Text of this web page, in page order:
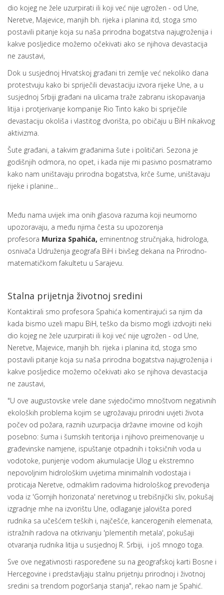
dio kojeg ne žele uzurpirati ili koji već nije ugrožen - od Une,
Neretve, Majevice, manjih bh. rijeka i planina itd, stoga smo
postavili pitanje koja su naša prirodna bogatstva najugroženija i
kakve posljedice možemo očekivati ako se njihova devastacija
ne zaustavi,
Dok u susjednoj Hrvatskoj građani tri zemlje već nekoliko dana
protestvuju kako bi spriječili devastaciju izvora rijeke Une, a u
susjednoj Srbiji građani na ulicama traže zabranu iskopavanja
litija i protjerivanje kompanije Rio Tinto kako bi spriječile
devastaciju okoliša i vlastitog dvorišta, po običaju u BiH nikakvog
aktivizma.
Šute građani, a takvim građanima šute i političari. Sezona je
godišnjih odmora, no opet, i kada nije mi pasivno posmatramo
kako nam uništavaju prirodna bogatstva, krče šume, uništavaju
rijeke i planine...
Među nama uvijek ima onih glasova razuma koji neumorno
upozoravaju, a među njima česta su upozorenja
profesora Muriza Spahića, eminentnog stručnjaka, hidrologa,
osnivača Udruženja geografa BiH i bivšeg dekana na Prirodno-
matematičkom fakultetu u Sarajevu.
Stalna prijetnja životnoj sredini
Kontaktirali smo profesora Spahića komentirajući sa njim da
kada bismo uzeli mapu BiH, teško da bismo mogli izdvojiti neki
dio kojeg ne žele uzurpirati ili koji već nije ugrožen - od Une,
Neretve, Majevice, manjih bh. rijeka i planina itd, stoga smo
postavili pitanje koja su naša prirodna bogatstva najugroženija i
kakve posljedice možemo očekivati ako se njihova devastacija
ne zaustavi,
"U ove augustovske vrele dane svjedočimo mnoštvom negativnih
ekoloških problema kojim se ugrožavaju prirodni uvjeti života
počev od požara, raznih uzurpacija državne imovine od kojih
posebno: šuma i šumskih teritorija i njihovo preimenovanje u
građevinske namjene, ispuštanje otpadnih i toksičnih voda u
vodotoke, punjenje vodom akumulacije Ulog u ekstremno
nepovoljnim hidrološkim uvjetima minimalnih vodostaja i
proticaja Neretve, odmaklim radovima hidrološkog prevođenja
voda iz 'Gornjih horizonata' neretvinog u trebišnjički sliv, pokušaj
izgradnje mhe na izvorištu Une, odlaganje jalovišta pored
rudnika sa učešćem teških i, najčešće, kancerogenih elemenata,
istražnih radova na otkrivanju 'plementih metala', pokušaji
otvaranja rudnika litija u susjednoj R. Srbiji, i još mnogo toga.
Sve ove negativnosti raspoređene su na geografskoj karti Bosne i
Hercegovine i predstavljaju stalnu prijetnju prirodnoj i životnoj
sredini sa trendom pogoršanja stanja", rekao nam je Spahić.